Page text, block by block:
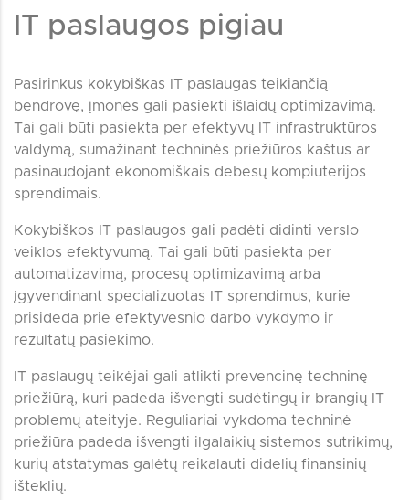
IT paslaugos pigiau
Pasirinkus kokybiškas IT paslaugas teikiančią
bendrovę, įmonės gali pasiekti išlaidų optimizavimą.
Tai gali būti pasiekta per efektyvų IT infrastruktūros
valdymą, sumažinant techninės priežiūros kaštus ar
pasinaudojant ekonomiškais debesų kompiuterijos
sprendimais.
Kokybiškos IT paslaugos gali padėti didinti verslo
veiklos efektyvumą. Tai gali būti pasiekta per
automatizavimą, procesų optimizavimą arba
įgyvendinant specializuotas IT sprendimus, kurie
prisideda prie efektyvesnio darbo vykdymo ir
rezultatų pasiekimo.
IT paslaugų teikėjai gali atlikti prevencinę techninę
priežiūrą, kuri padeda išvengti sudėtingų ir brangių IT
problemų ateityje. Reguliariai vykdoma techninė
priežiūra padeda išvengti ilgalaikių sistemos sutrikimų,
kurių atstatymas galėtų reikalauti didelių finansinių
išteklių.